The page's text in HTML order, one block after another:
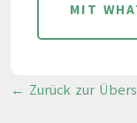
MIT
← Zurück zur